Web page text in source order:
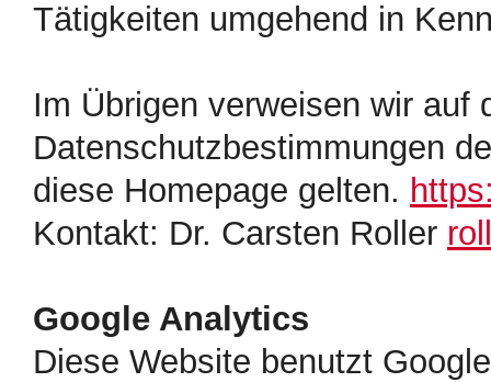
Tätigkeiten umgehend in
Im Übrigen verweisen wir auf
Datenschutzbestimmungen
diese Homepage gelten.
Kontakt: Dr. Carsten Roller
Google Analytics
Diese Website benutzt